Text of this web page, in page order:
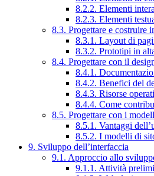
8.2.2. Elementi
8.2.3. Elementi
8.3. Progettare e costruire
8.3.1. Layout di
8.3.2. Prototipi in
8.4. Progettare con il
8.4.1.
8.4.2. Benefici del
8.4.3. Risorse
8.4.4. Come
8.5. Progettare con i
8.5.1. Vantaggi
8.5.2. I modelli di
9. Sviluppo dell’interfaccia
9.1. Approccio allo
9.1.1. Attività